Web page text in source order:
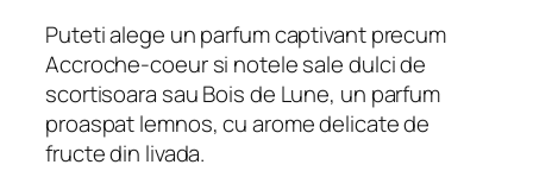
Puteti alege un parfum captivant precum
Accroche-coeur si notele sale dulci de
scortisoara sau Bois de Lune, un parfum
proaspat lemnos, cu arome delicate de
fructe din livada.